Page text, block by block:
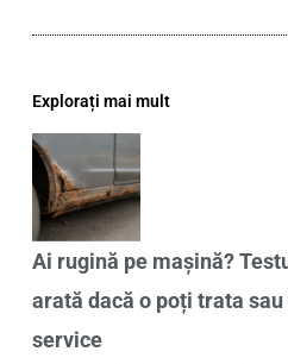
Explorați mai mult
Ai rugină pe mașină?
arată dacă o poți trata
service